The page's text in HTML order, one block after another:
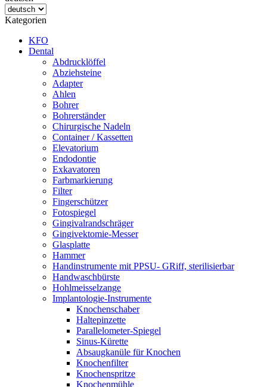
Kategorien
KFO
Dental
Abdrucklöffel
Abziehsteine
Adapter
Ahlen
Bohrer
Bohrerständer
Chirurgische Nadeln
Container / Kassetten
Elevatorium
Endodontie
Exkavatoren
Farbmarkierung
Filter
Fingerschützer
Fotospiegel
Gingivalrandschräger
Gingivektomie-Messer
Glasplatte
Hammer
Handinstrumente mit PPSU- GRiff, sterilisierbar
Handwaschbürste
Hohlmeisselzange
Implantologie-Instrumente
Knochenschaber
Haltepinzette
Parallelometer-Spiegel
Sinus-Kürette
Absaugkanüle für Knochen
Knochenfilter
Knochenspritze
Knochenmühle